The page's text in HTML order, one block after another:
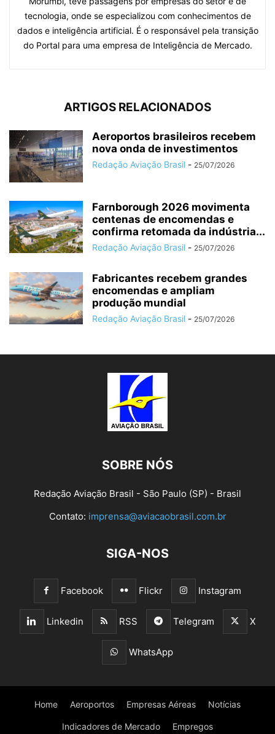
tecnologia, onde se especializou com conhecimentos de
dados e inteligência artificial. É o responsável pela transição
do Portal para uma empresa de Inteligência de Mercado.
ARTIGOS RELACIONADOS
Aeroportos brasileiros recebem
nova onda de investimentos
Redação Aviação Brasil - 25/07/2026
Farnborough 2026 movimenta
centenas de encomendas e
confirma retomada da indústria...
Redação Aviação Brasil - 25/07/2026
Fabricantes recebem grandes
encomendas e ampliam
produção mundial
Redação Aviação Brasil - 25/07/2026
SOBRE NÓS
Redação Aviação Brasil - São Paulo (SP) - Brasil
Contato: imprensa@aviacaobrasil.com.br
SIGA-NOS
Facebook Flickr Instagram
Linkedin RSS Telegram X
WhatsApp
Home Aeroportos Empresas Aéreas Notícias
Indicadores de Mercado Empregos